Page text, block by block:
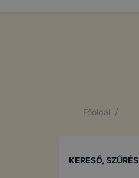
Főoldal /
KERESŐ, SZŰRÉS